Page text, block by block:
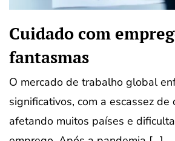
Cuidado com
fantasmas
O mercado de trabalho global
significativos, com a escassez
afetando muitos países e